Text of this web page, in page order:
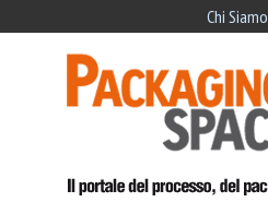
Chi Siamo